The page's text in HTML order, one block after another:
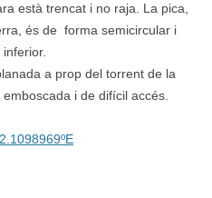
està trencat i no raja. La pica,
és de forma semicircular i
a prop del torrent de la
i de difícil accés.